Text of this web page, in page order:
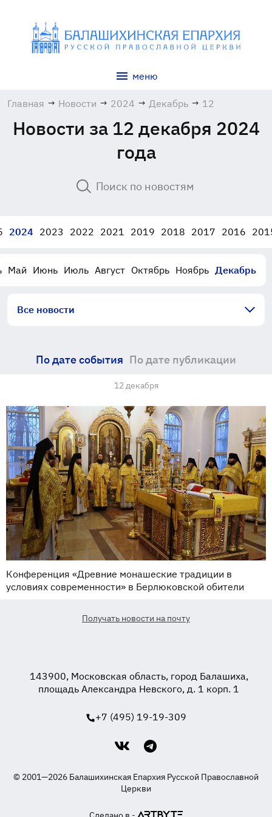
меню
Главная → Новости → 2024 → Декабрь → 12
Новости за 12 декабря 2024
года
2024 2023 2022 2021 2019 2018 2017 2016
Май Июнь Июль Август Октябрь Ноябрь Декабрь
Все новости
По дате события По дате публикации
12 декабря
Конференция «Древние монашеские традиции в
условиях современности» в Берлюковской обители
Получать новости на почту
143900, Московская область, город Балашиха,
площадь Александра Невского, д. 1 корп. 1
+7 (495) 19-19-309
© 2001—2026 Балашихинская Епархия Русской Православной
Церкви